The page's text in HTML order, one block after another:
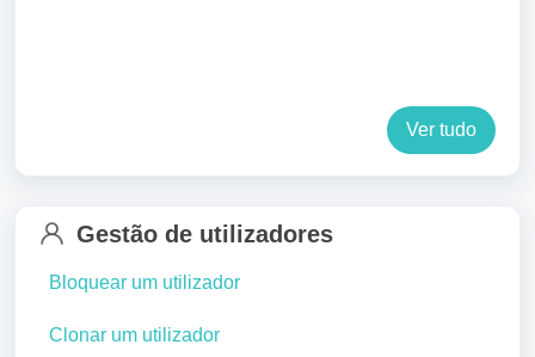
Ver tudo
Gestão de utilizadores
Bloquear um utilizador
Clonar um utilizador